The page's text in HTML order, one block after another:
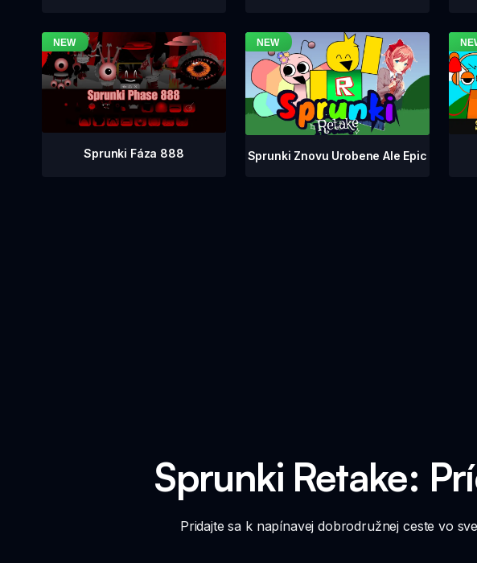
Sprunki Fáza 888 Sprunki Znovu Urobene Ale Epic
Sprunki Retake:
Pridajte sa k napínavej dobrodružnej ceste vo